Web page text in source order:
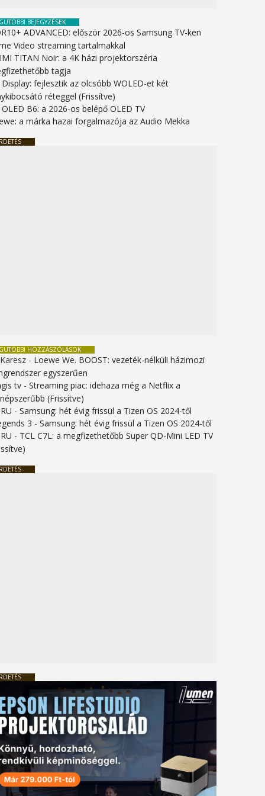
BEJEGYZÉSEK
ADVANCED: először 2026-os Samsung TV-ken
Video streaming tartalmakkal
TITAN Noir: a 4K házi projektorszéria
tagja
Display: fejlesztik az olcsóbb WOLED-et két
réteggel (Frissítve)
OLED B6: a 2026-os belépő OLED TV
a márka hazai forgalmazója az Audio Mekka
HOZZÁSZÓLÁSOK
- Loewe We. BOOST: vezeték-nélküli házimozi
egyszerűen
tv -Streaming piac: idehaza még a Netflix a
(Frissítve)
-Samsung: hét évig frissül a Tizen OS 2024-től
3 -Samsung: hét évig frissül a Tizen OS 2024-től
- TCL C7L: a megfizethetőbb Super QD-Mini LED TV